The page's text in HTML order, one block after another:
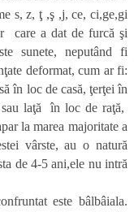
s, z, ţ ,ş ,j, ce, ci,ge,gi
r care a dat de furcă şi
sunete, neputând fi
deformat, cum ar fi:
în loc de casă, ţerţei în
laţă în loc de raţă,
la marea majoritate a
vârste, au o natură
de 4-5 ani,ele nu intră
este bâlbâiala.